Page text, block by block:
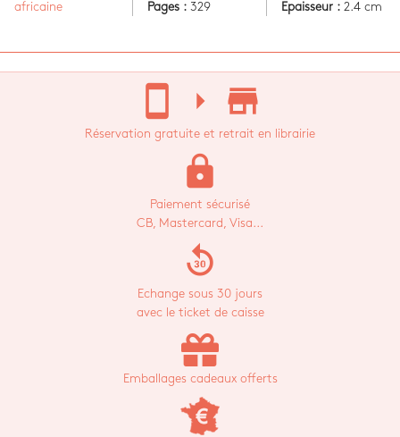
africaine
Pages : 329
Epaisseur :2.4 cm
stay_current_portrait arrow_right store_mall_directory
Réservation gratuite et retrait en librairie
lock
Paiement sécurisé
CB, Mastercard, Visa...
replay_30
Echange sous 30 jours
avec le ticket de caisse
Emballages cadeaux offerts